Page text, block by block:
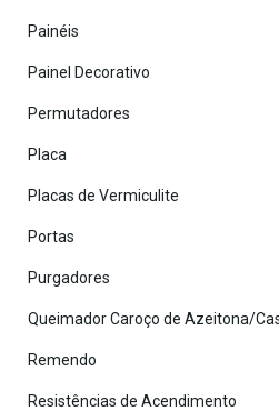
Painéis
Painel Decorativo
Permutadores
Placa
Placas de Vermiculite
Portas
Purgadores
Queimador Caroço de Azeitona/
Remendo
Resistências de Acendimento